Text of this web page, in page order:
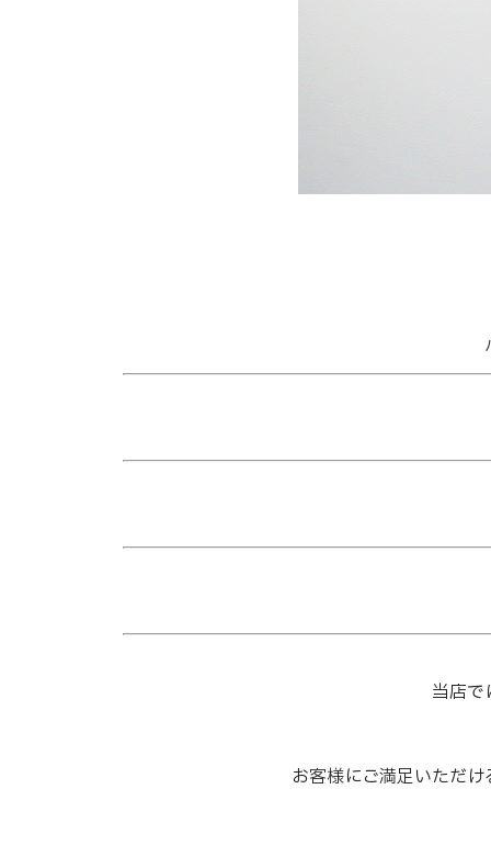
当店で
お客様にご満足いただ